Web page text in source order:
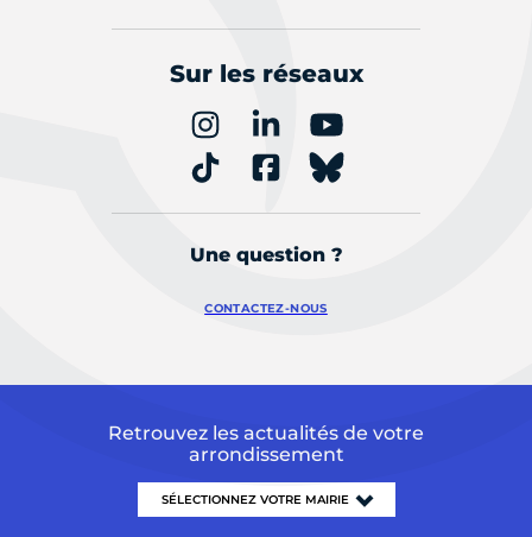
Sur les réseaux
Une question ?
CONTACTEZ-NOUS
Retrouvez les actualités de votre
arrondissement